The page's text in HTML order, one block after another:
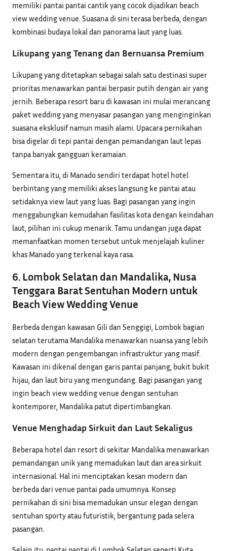
memiliki pantai pantai cantik yang cocok dijadikan beach
view wedding venue. Suasana di sini terasa berbeda, dengan
kombinasi budaya lokal dan panorama laut yang luas.
Likupang yang Tenang dan Bernuansa Premium
Likupang yang ditetapkan sebagai salah satu destinasi super
prioritas menawarkan pantai berpasir putih dengan air yang
jernih. Beberapa resort baru di kawasan ini mulai merancang
paket wedding yang menyasar pasangan yang menginginkan
suasana eksklusif namun masih alami. Upacara pernikahan
bisa digelar di tepi pantai dengan pemandangan laut lepas
tanpa banyak gangguan keramaian.
Sementara itu, di Manado sendiri terdapat hotel hotel
berbintang yang memiliki akses langsung ke pantai atau
setidaknya view laut yang luas. Bagi pasangan yang ingin
menggabungkan kemudahan fasilitas kota dengan keindahan
laut, pilihan ini cukup menarik. Tamu undangan juga dapat
memanfaatkan momen tersebut untuk menjelajah kuliner
khas Manado yang terkenal kaya rasa.
6. Lombok Selatan dan Mandalika, Nusa
Tenggara Barat Sentuhan Modern untuk
Beach View Wedding Venue
Berbeda dengan kawasan Gili dan Senggigi, Lombok bagian
selatan terutama Mandalika menawarkan nuansa yang lebih
modern dengan pengembangan infrastruktur yang masif.
Kawasan ini dikenal dengan garis pantai panjang, bukit bukit
hijau, dan laut biru yang mengundang. Bagi pasangan yang
ingin beach view wedding venue dengan sentuhan
kontemporer, Mandalika patut dipertimbangkan.
Venue Menghadap Sirkuit dan Laut Sekaligus
Beberapa hotel dan resort di sekitar Mandalika menawarkan
pemandangan unik yang memadukan laut dan area sirkuit
internasional. Hal ini menciptakan kesan modern dan
berbeda dari venue pantai pada umumnya. Konsep
pernikahan di sini bisa memadukan unsur elegan dengan
sentuhan sporty atau futuristik, bergantung pada selera
pasangan.